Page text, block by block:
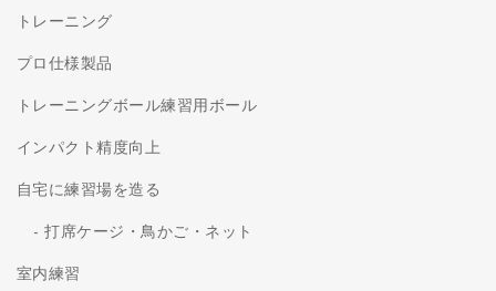
トレーニング
プロ仕様製品
トレーニングボール練習用ボール
インパクト精度向上
自宅に練習場を造る
打席ケージ・鳥かご・ネット
室内練習